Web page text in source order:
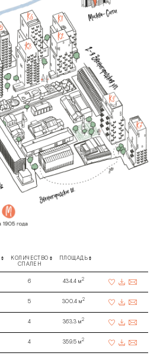
КОЛИЧЕСТВО
СПАЛЕН
ПЛОЩАДЬ
6 434.4 м2
5 300.4 м2
4 363.3 м2
4 359.5 м2